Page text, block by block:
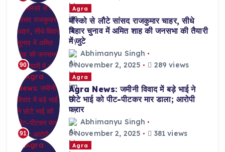
90
Agra
मॉस्को से लौटे सांसद राजकुमार चाहर, सीधे
बिहार चुनाव में अमित शाह की जनसभा की तैयारी
में जुटे
Abhimanyu Singh
November 2, 2025
289 views
91
Agra
Agra News: जमीनी विवाद में बड़े भाई ने
छोटे भाई को पीट-पीटकर मार डाला; आरोपी
फरार
Abhimanyu Singh
November 2, 2025
381 views
Agra